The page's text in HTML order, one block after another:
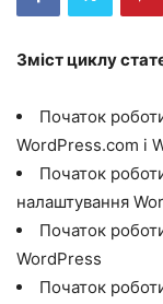
Зміст циклу
Початок
WordPress.com і
Початок
налаштування
Початок
WordPress
Початок